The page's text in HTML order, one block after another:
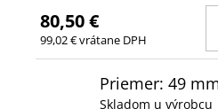
80,50 €
99,02 € vrátane DPH
Priemer: 49
Skladom u výrobcu